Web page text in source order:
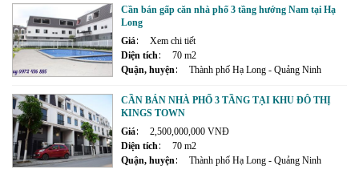
Cần bán gấp căn nhà phố 3 tầng hướng Nam tại Hạ
Long
Giá
Xem chi tiết
Diện tích
70 m2
Quận, huyện
Thành phố Hạ Long - Quảng Ninh
CẦN BÁN NHÀ PHỐ 3 TẦNG TẠI KHU ĐÔ THỊ
KINGS TOWN
Giá
2,500,000,000 VNĐ
Diện tích
70 m2
Quận, huyện
Thành phố Hạ Long - Quảng Ninh